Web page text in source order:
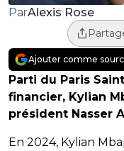
ParAlexis Rose
Ajouter comme
Parti du Paris
financier, Kylian
président Nasser
En 2024, Kylian